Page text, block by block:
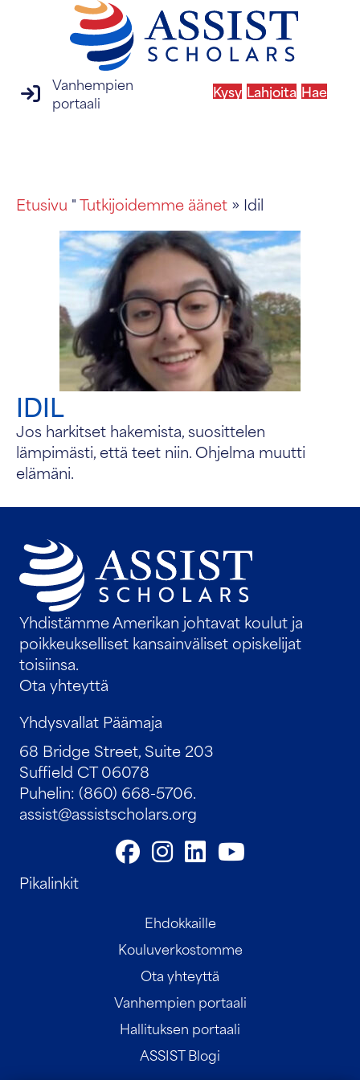
vanhempien portaalin kirjautuminen
Vanhempien
portaali
Kysy Lahjoita Hae
Etusivu "Tutkijoidemme äänet » Idil
IDIL
Jos harkitset hakemista, suosittelen
lämpimästi, että teet niin. Ohjelma muutti
elämäni.
Yhdistämme Amerikan johtavat koulut ja
poikkeukselliset kansainväliset opiskelijat
toisiinsa.
Ota yhteyttä
Yhdysvallat Päämaja
68 Bridge Street, Suite 203
Suffield CT 06078
Puhelin: (860) 668-5706.
assist@assistscholars.org
Pikalinkit
Ehdokkaille
Kouluverkostomme
Ota yhteyttä
Vanhempien portaali
Hallituksen portaali
ASSIST Blogi